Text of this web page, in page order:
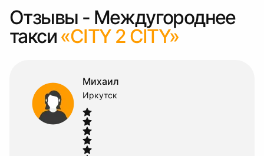
Отзывы - Междугороднее
такси «CITY 2 CITY»
Михаил
Иркутск